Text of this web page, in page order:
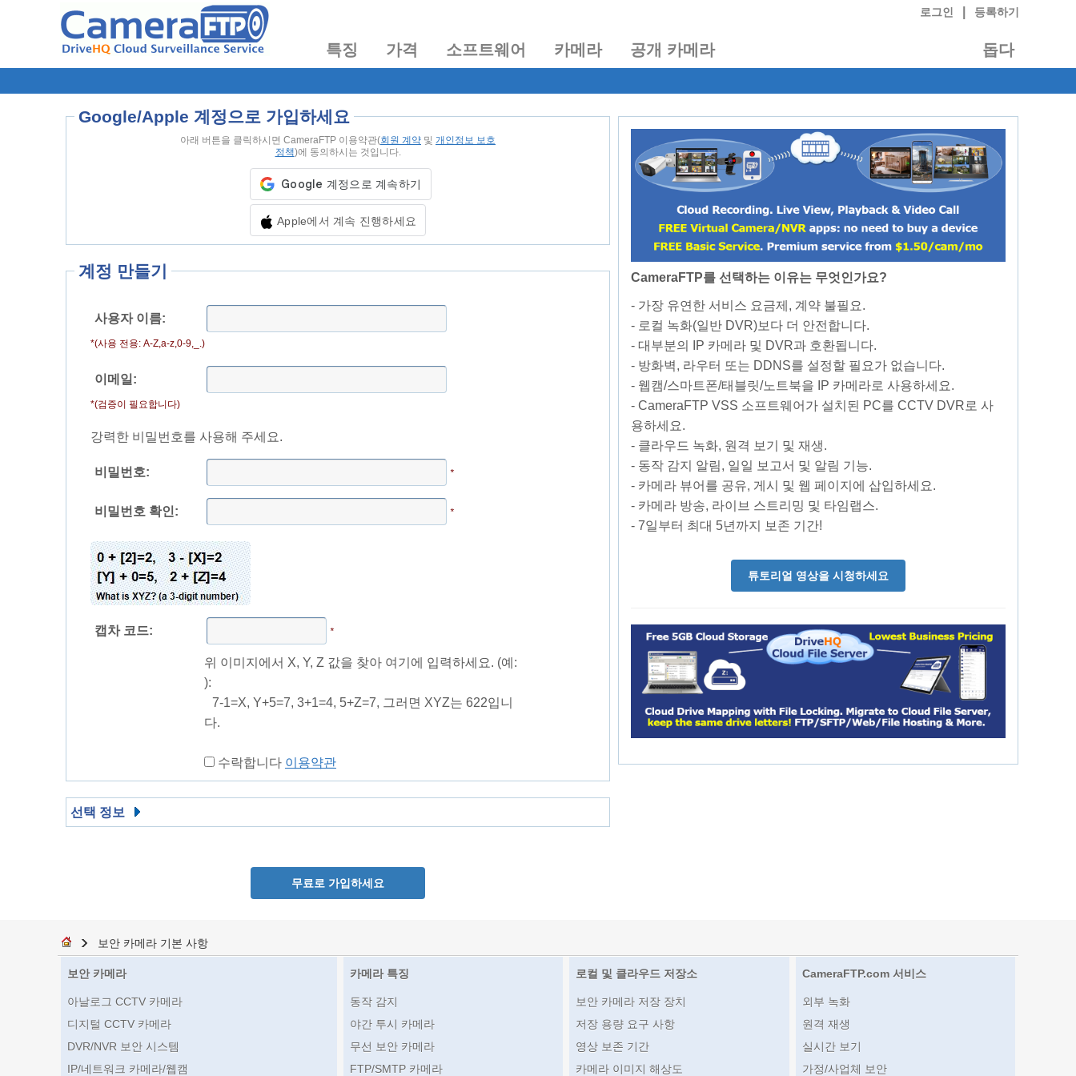
로그인 등록하기
특징 가격 소프트웨어 카메라 공개 카메라 돕다
Google/Apple 계정으로 가입하세요
아래 버튼을 클릭하시면 CameraFTP 이용약관(회원 계약 및 개인정보 보호
정책)에 동의하시는 것입니다.
Apple에서 계속 진행하세요
계정 만들기
사용자 이름:
*(사용 전용: A-Z,a-z,0-9,_.)
이메일:
*(검증이 필요합니다)
강력한 비밀번호를 사용해 주세요.
비밀번호: *
비밀번호 확인: *
캡차 코드: *
위 이미지에서 X, Y, Z 값을 찾아 여기에 입력하세요. (예:
):
7-1=X, Y+5=7, 3+1=4, 5+Z=7, 그러면 XYZ는 622입니
다.
수락합니다 이용약관
선택 정보
무료로 가입하세요
CameraFTP를 선택하는 이유는 무엇인가요?
- 가장 유연한 서비스 요금제, 계약 불필요.
- 로컬 녹화(일반 DVR)보다 더 안전합니다.
- 대부분의 IP 카메라 및 DVR과 호환됩니다.
- 방화벽, 라우터 또는 DDNS를 설정할 필요가 없습니다.
- 웹캠/스마트폰/태블릿/노트북을 IP 카메라로 사용하세요.
- CameraFTP VSS 소프트웨어가 설치된 PC를 CCTV DVR로 사
용하세요.
- 클라우드 녹화, 원격 보기 및 재생.
- 동작 감지 알림, 일일 보고서 및 알림 기능.
- 카메라 뷰어를 공유, 게시 및 웹 페이지에 삽입하세요.
- 카메라 방송, 라이브 스트리밍 및 타임랩스.
- 7일부터 최대 5년까지 보존 기간!
튜토리얼 영상을 시청하세요
보안 카메라 기본 사항
보안 카메라
아날로그 CCTV 카메라
디지털 CCTV 카메라
DVR/NVR 보안 시스템
IP/네트워크 카메라/웹캠
카메라 특징
동작 감지
야간 투시 카메라
무선 보안 카메라
FTP/SMTP 카메라
로컬 및 클라우드 저장소
보안 카메라 저장 장치
저장 용량 요구 사항
영상 보존 기간
카메라 이미지 해상도
CameraFTP.com 서비스
외부 녹화
원격 재생
실시간 보기
가정/사업체 보안